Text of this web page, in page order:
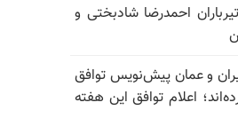
۱۳۶۰ ـ تیرباران احمدرضا شادبختی و
و عمان پیش‌نویس توافق
اعلام توافق این هفته